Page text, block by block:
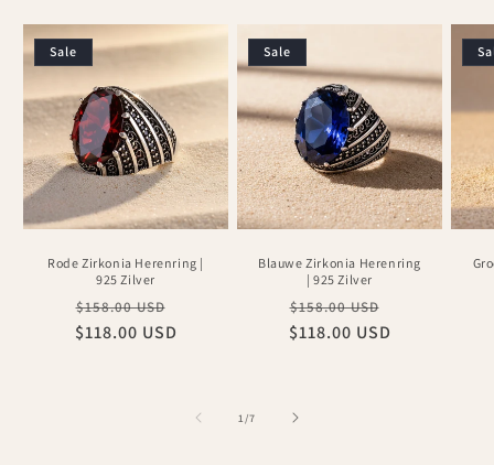
Sale
Rode Zirkonia Herenring |
925 Zilver
Regular
price
$158.00 USD
$118.00 USD
Sale
Blauwe Zirkonia Herenring
| 925 Zilver
Regular
price
$158.00 USD
$118.00 USD
1 /of
7